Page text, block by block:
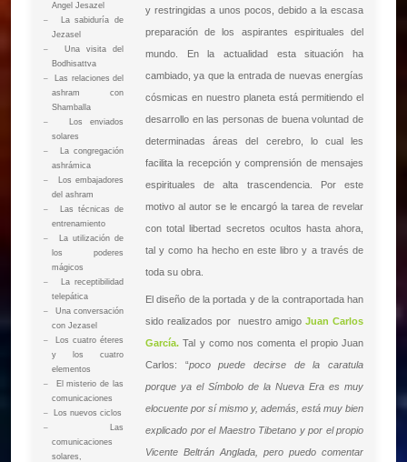
Angel Jesazel
–
La sabiduría de
Jezasel
–
Una visita del
Bodhisattva
–
Las relaciones del
ashram con
Shamballa
–
Los enviados
solares
–
La congregación
ashrámica
–
Los embajadores
del ashram
–
Las técnicas de
entrenamiento
–
La utilización de
los poderes
mágicos
–
La receptibilidad
telepática
–
Una conversación
con Jezasel
–
Los cuatro éteres
y los cuatro
elementos
–
El misterio de las
comunicaciones
–
Los nuevos ciclos
–
Las
comunicaciones
solares,
y restringidas a unos pocos, debido a la escasa
preparación de los aspirantes espirituales del
mundo. En la actualidad esta situación ha
cambiado, ya que la entrada de nuevas energías
cósmicas en nuestro planeta está permitiendo el
desarrollo en las personas de buena voluntad de
determinadas áreas del cerebro, lo cual les
facilita la recepción y comprensión de mensajes
espirituales de alta trascendencia. Por este
motivo al autor se le encargó la tarea de revelar
con total libertad secretos ocultos hasta ahora,
tal y como ha hecho en este libro y a través de
toda su obra.
El diseño de la portada y de la contraportada han
sido realizados por nuestro amigo Juan Carlos
García.Tal y como nos comenta el propio Juan
Carlos: “poco puede decirse de la caratula
porque ya el Símbolo de la Nueva Era es muy
elocuente por sí mismo y, además, está muy bien
explicado por el Maestro Tibetano y por el propio
Vicente Beltrán Anglada, pero puedo comentar